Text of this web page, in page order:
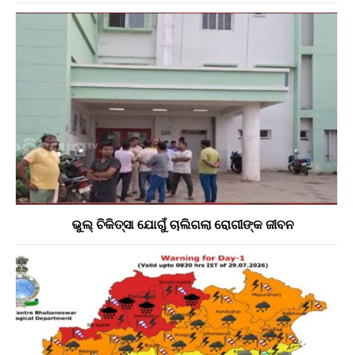
ଭୁଲ୍ ଚିକିତ୍ସା ଯୋଗୁଁ ଚାଲିଗଲା ରୋଗୀଙ୍କ ଜୀବନ